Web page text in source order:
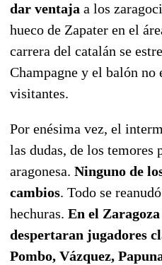
dar ventaja a los
hueco de Zapater en el
carrera del catalán se
Champagne y el balón no
visitantes.
Por enésima vez, el
las dudas, de los temores
aragonesa. Ninguno de
cambios. Todo se
hechuras. En el
despertaran jugadores
Pombo, Vázquez,